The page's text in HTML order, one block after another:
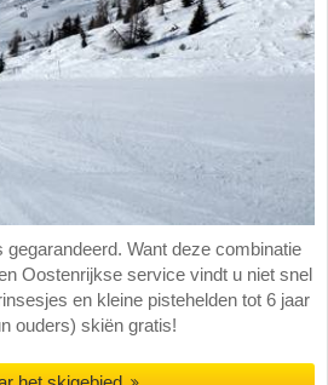
Want deze combinatie
Oostenrijkse service vindt u niet snel
en kleine pistehelden tot 6 jaar
ouders) skiën gratis!